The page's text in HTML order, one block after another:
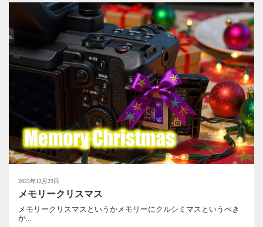
2025年12月22日
メモリークリスマス
メモリークリスマスというかメモリーにクルシミマスというべき
か...